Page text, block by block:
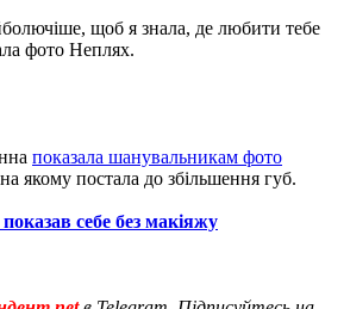
щоб я знала, де любити тебе
фото Неплях.
показала шанувальникам фото
на якому постала до збільшення губ.
себе без макіяжу